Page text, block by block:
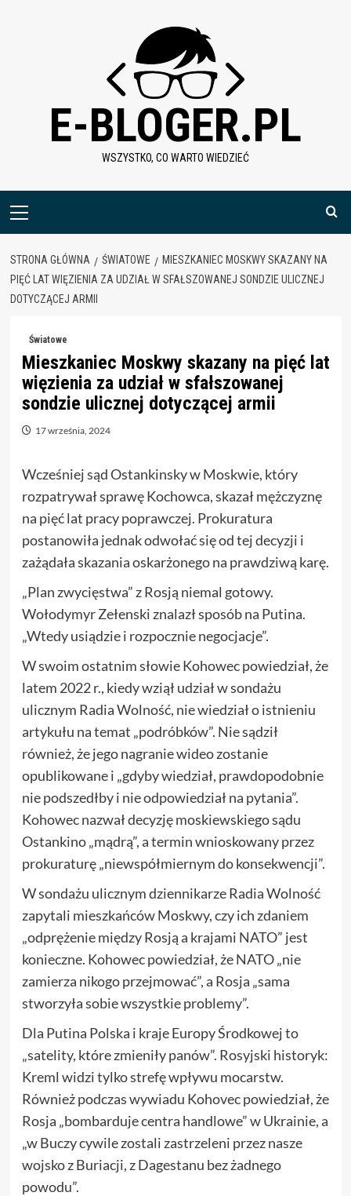
E-BLOGER.PL
WSZYSTKO, CO WARTO WIEDZIEĆ
Menu
STRONA GŁÓWNA ŚWIATOWE
MIESZKANIEC MOSKWY SKAZANY NA
PIĘĆ LAT WIĘZIENIA ZA UDZIAŁ W SFAŁSZOWANEJ SONDZIE ULICZNEJ
DOTYCZĄCEJ ARMII
Światowe
Mieszkaniec Moskwy skazany na pięć lat
więzienia za udział w sfałszowanej
sondzie ulicznej dotyczącej armii
17 września, 2024
Wcześniej sąd Ostankinsky w Moskwie, który
rozpatrywał sprawę Kochowca, skazał mężczyznę
na pięć lat pracy poprawczej. Prokuratura
postanowiła jednak odwołać się od tej decyzji i
zażądała skazania oskarżonego na prawdziwą karę.
„Plan zwycięstwa” z Rosją niemal gotowy.
Wołodymyr Zełenski znalazł sposób na Putina.
„Wtedy usiądzie i rozpocznie negocjacje”.
W swoim ostatnim słowie Kohowec powiedział, że
latem 2022 r., kiedy wziął udział w sondażu
ulicznym Radia Wolność, nie wiedział o istnieniu
artykułu na temat „podróbków”. Nie sądził
również, że jego nagranie wideo zostanie
opublikowane i „gdyby wiedział, prawdopodobnie
nie podszedłby i nie odpowiedział na pytania”.
Kohowec nazwał decyzję moskiewskiego sądu
Ostankino „mądrą”, a termin wnioskowany przez
prokuraturę „niewspółmiernym do konsekwencji”.
W sondażu ulicznym dziennikarze Radia Wolność
zapytali mieszkańców Moskwy, czy ich zdaniem
„odprężenie między Rosją a krajami NATO” jest
konieczne. Kohowec powiedział, że NATO „nie
zamierza nikogo przejmować”, a Rosja „sama
stworzyła sobie wszystkie problemy”.
Dla Putina Polska i kraje Europy Środkowej to
„satelity, które zmieniły panów”. Rosyjski historyk:
Kreml widzi tylko strefę wpływu mocarstw.
Również podczas wywiadu Kohovec powiedział, że
Rosja „bombarduje centra handlowe” w Ukrainie, a
„w Buczy cywile zostali zastrzeleni przez nasze
wojsko z Buriacji, z Dagestanu bez żadnego
powodu”.